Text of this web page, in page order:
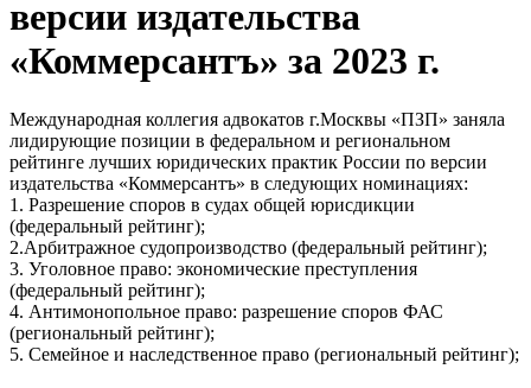
версии издательства
«Коммерсантъ» за 2023 г.
Международная коллегия адвокатов г.Москвы «ПЗП» заняла
лидирующие позиции в федеральном и региональном
рейтинге лучших юридических практик России по версии
издательства «Коммерсантъ» в следующих номинациях:
1. Разрешение споров в судах общей юрисдикции
(федеральный рейтинг);
2.Арбитражное судопроизводство (федеральный рейтинг);
3. Уголовное право: экономические преступления
(федеральный рейтинг);
4. Антимонопольное право: разрешение споров ФАС
(региональный рейтинг);
5. Семейное и наследственное право (региональный рейтинг);